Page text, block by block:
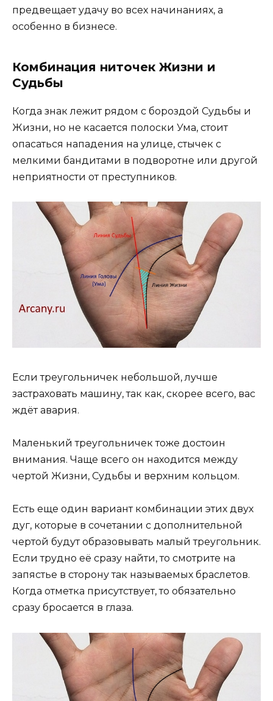
предвещает удачу во всех начинаниях, а
особенно в бизнесе.
Комбинация ниточек Жизни и
Судьбы
Когда знак лежит рядом с бороздой Судьбы и
Жизни, но не касается полоски Ума, стоит
опасаться нападения на улице, стычек с
мелкими бандитами в подворотне или другой
неприятности от преступников.
Если треугольничек небольшой, лучше
застраховать машину, так как, скорее всего, вас
ждёт авария.
Маленький треугольничек тоже достоин
внимания. Чаще всего он находится между
чертой Жизни, Судьбы и верхним кольцом.
Есть еще один вариант комбинации этих двух
дуг, которые в сочетании с дополнительной
чертой будут образовывать малый треугольник.
Если трудно её сразу найти, то смотрите на
запястье в сторону так называемых браслетов.
Когда отметка присутствует, то обязательно
сразу бросается в глаза.